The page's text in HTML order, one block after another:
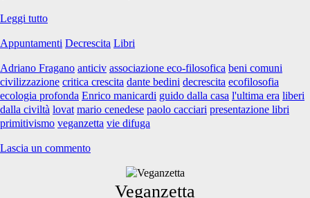
Leggi tuttoCritica
crescita
civilizzazione:
incontriamo
Cacciari
e
Manicardi
Appuntamenti Decrescita Libri
Adriano Fragano anticiv associazione eco-filosofica beni comuni
civilizzazione critica crescita dante bedini decrescita ecofilosofia
ecologia profonda Enrico manicardi guido dalla casa l'ultima era liberi
dalla civiltà lovat mario cenedese paolo cacciari presentazione libri
primitivismo veganzetta vie difuga
Lascia un commento
Veganzetta